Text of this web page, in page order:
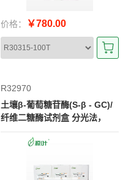
价格： ￥780.00
R32970
土壤β-葡萄糖苷酶(S-β - GC)/
纤维二糖酶试剂盒 分光法，